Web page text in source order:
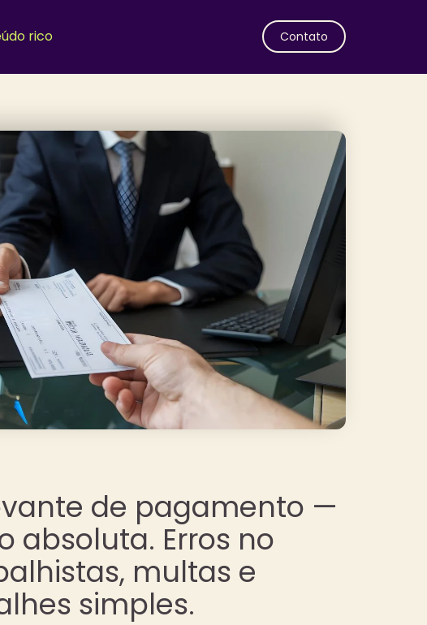
rico Contato
de pagamento —
absoluta. Erros no
multas e
simples.